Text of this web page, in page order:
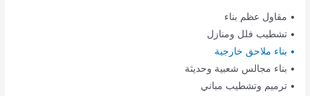
• مقاول عظم بناء
• تشطيب فلل ومنازل
• بناء ملاحق خارجية
• بناء مجالس شعبية وحديثة
• ترميم وتشطيب مباني